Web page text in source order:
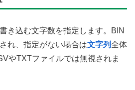
き込む文字数を指定します。BIN
れ、指定がない場合は文字列全体
やTXTファイルでは無視されま